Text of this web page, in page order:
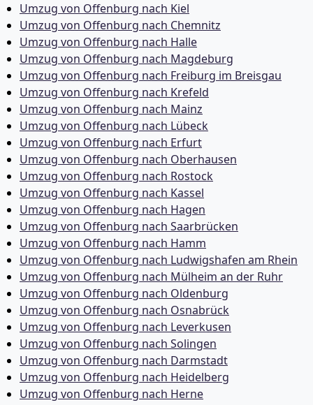
Umzug von Offenburg nach Kiel
Umzug von Offenburg nach Chemnitz
Umzug von Offenburg nach Halle
Umzug von Offenburg nach Magdeburg
Umzug von Offenburg nach Freiburg im Breisgau
Umzug von Offenburg nach Krefeld
Umzug von Offenburg nach Mainz
Umzug von Offenburg nach Lübeck
Umzug von Offenburg nach Erfurt
Umzug von Offenburg nach Oberhausen
Umzug von Offenburg nach Rostock
Umzug von Offenburg nach Kassel
Umzug von Offenburg nach Hagen
Umzug von Offenburg nach Saarbrücken
Umzug von Offenburg nach Hamm
Umzug von Offenburg nach Ludwigshafen am Rhein
Umzug von Offenburg nach Mülheim an der Ruhr
Umzug von Offenburg nach Oldenburg
Umzug von Offenburg nach Osnabrück
Umzug von Offenburg nach Leverkusen
Umzug von Offenburg nach Solingen
Umzug von Offenburg nach Darmstadt
Umzug von Offenburg nach Heidelberg
Umzug von Offenburg nach Herne